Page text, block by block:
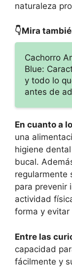
naturaleza
👇Mira
Cachorro
Blue:
y todo lo
antes de
En cuanto a
una
higiene
bucal.
regularmente
para prevenir
actividad
forma y
Entre las
capacidad
fácilmente y